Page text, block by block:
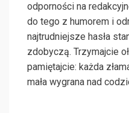
odporności na
do tego z humorem i
najtrudniejsze hasła
zdobyczą. Trzymajcie
pamiętajcie: każda
mała wygrana nad